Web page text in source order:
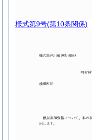
様式第9号(第10条関係)